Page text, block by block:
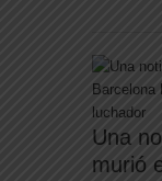
Una
murió